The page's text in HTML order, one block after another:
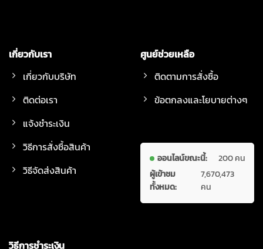
เกี่ยวกับเรา
เกี่ยวกับบริษัท
ติดต่อเรา
แจ้งชำระเงิน
วิธีการสั่งซื้อสินค้า
วิธีจัดส่งสินค้า
ศูนย์ช่วยเหลือ
ติดตามการสั่งซื้อ
ข้อตกลงและโยบายต่างๆ
ออนไลน์ขณะนี้:
200 คน
ผู้เข้าชม
ทั้งหมด:
7,670,473
คน
วิธีการชำระเงิน